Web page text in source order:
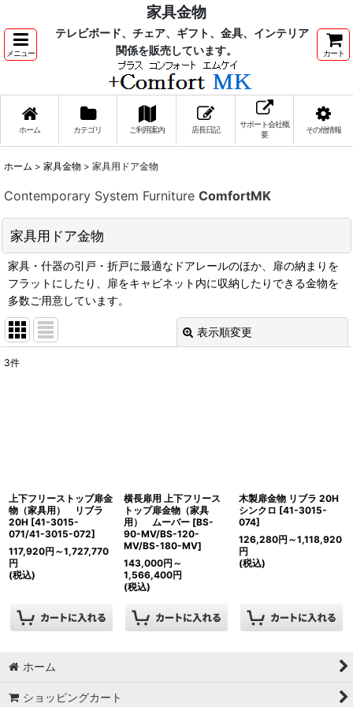
家具金物
メニュー
テレビボード、チェア、ギフト、金具、インテリア
関係を販売しています。
カート
ホーム カテゴリ ご利用案内 店長日記
サポート会社概
要
その他情報
ホーム > 家具金物 > 家具用ドア金物
Contemporary System Furniture ComfortMK
家具用ドア金物
家具・什器の引戸・折戸に最適なドアレールのほか、扉の納まりを
フラットにしたり、扉をキャビネット内に収納したりできる金物を
多数ご用意しています。
表示順変更
3件
上下フリーストップ扉金
物（家具用） リブラ
20H [41-3015-
071/41-3015-072]
117,920円 ～1,727,770
円
(税込)
横長扉用 上下フリース
トップ扉金物（家具
用） ムーバー [BS-
90-MV/BS-120-
MV/BS-180-MV]
143,000円 ～
1,566,400円
(税込)
木製扉金物 リブラ 20H
シンクロ [41-3015-
074]
126,280円 ～1,118,920
円
(税込)
ホーム
ショッピングカート